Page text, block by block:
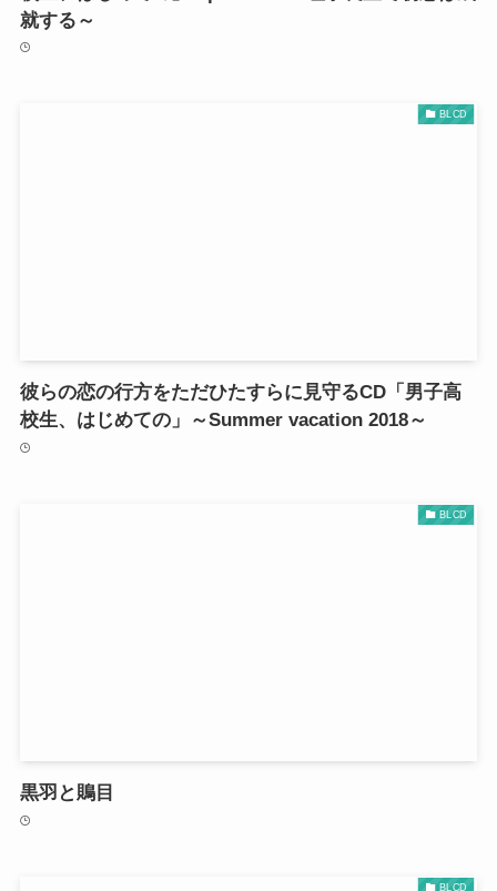
就する～
BLCD
彼らの恋の行方をただひたすらに見守るCD「男子高
校生、はじめての」～Summer vacation 2018～
BLCD
黒羽と鵙目
BLCD